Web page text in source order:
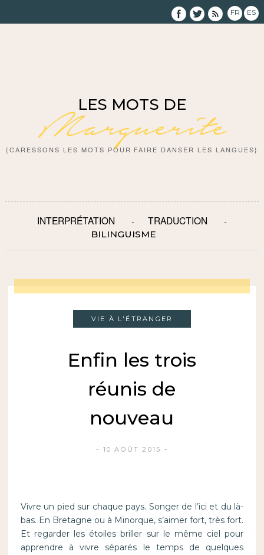
FR ES
LES MOTS DE
Marguerite
{CARESSONS LES MOTS POUR FAIRE DANSER LES LANGUES}
INTERPRÉTATION TRADUCTION
BILINGUISME
VIE À L'ÉTRANGER
Enfin les trois
réunis de
nouveau
10 AOÛT 2015
Vivre un pied sur chaque pays. Songer de l’ici et du là-
bas. En Bretagne ou à Minorque, s’aimer fort, très fort.
Et regarder les étoiles briller sur le même ciel pour
apprendre à vivre séparés le temps de quelques